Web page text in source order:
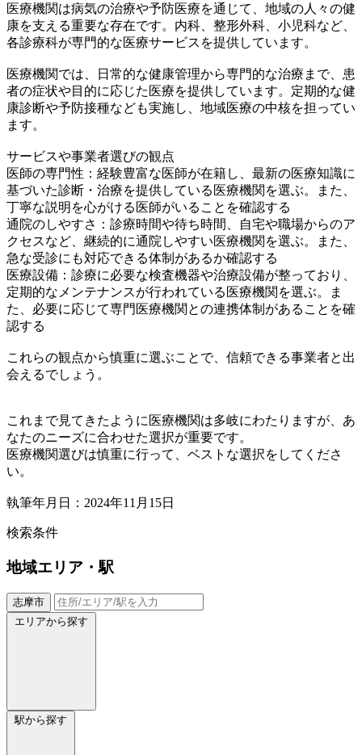
医療機関は病気の治療や予防医療を通じて、地域の人々の健
康を支える重要な存在です。内科、整形外科、小児科など、
各診療科が専門的な医療サービスを提供しています。
医療機関では、日常的な健康管理から専門的な治療まで、患
者の症状や目的に応じた医療を提供しています。定期的な健
康診断や予防接種なども実施し、地域医療の中核を担ってい
ます。
サービスや事業者選びの観点
医師の専門性：経験豊富な医師が在籍し、最新の医療知識に
基づいた診断・治療を提供している医療機関を選ぶ。また、
丁寧な説明を心がける医師がいることを確認する
通院のしやすさ：診療時間や待ち時間、自宅や職場からのア
クセスなど、継続的に通院しやすい医療機関を選ぶ。また、
急な受診にも対応できる体制があるか確認する
医療設備：診療に必要な検査機器や治療設備が整っており、
定期的なメンテナンスが行われている医療機関を選ぶ。ま
た、必要に応じて専門医療機関との連携体制があることを確
認する
これらの観点から慎重に選ぶことで、信頼できる事業者と出
会えるでしょう。
これまで見てきたように医療機関は多岐にわたりますが、あ
なたのニーズに合わせた選択が重要です。
医療機関選びは慎重に行って、ベストな選択をしてくださ
い。
執筆年月日：2024年11月15日
検索条件
地域エリア・駅
志摩市
エリアから探す
駅から探す